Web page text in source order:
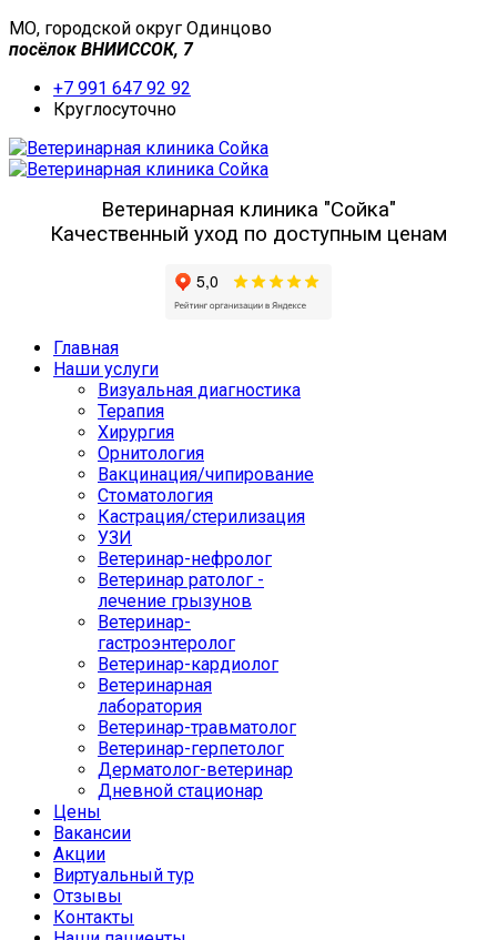
МО, городской округ Одинцово
посёлок ВНИИССОК, 7
+7 991 647 92 92
Круглосуточно
Ветеринарная клиника "Сойка"
Качественный уход по доступным ценам
Главная
Наши услуги
Визуальная диагностика
Терапия
Хирургия
Орнитология
Вакцинация/чипирование
Стоматология
Кастрация/стерилизация
УЗИ
Ветеринар-нефролог
Ветеринар ратолог -
лечение грызунов
Ветеринар-
гастроэнтеролог
Ветеринар-кардиолог
Ветеринарная
лаборатория
Ветеринар-травматолог
Ветеринар-герпетолог
Дерматолог-ветеринар
Дневной стационар
Цены
Вакансии
Акции
Виртуальный тур
Отзывы
Контакты